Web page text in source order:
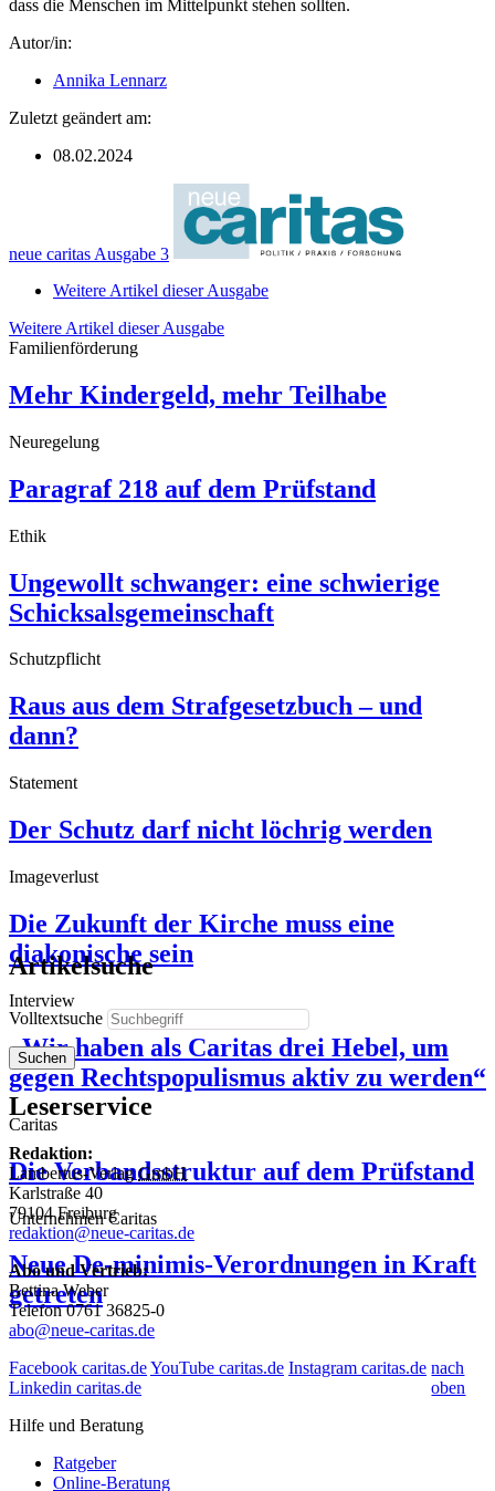
dass die Menschen im Mittelpunkt stehen sollten.
Autor/in:
Annika Lennarz
Zuletzt geändert am:
08.02.2024
neue caritas Ausgabe 3
Weitere Artikel dieser Ausgabe
Weitere Artikel dieser Ausgabe
Familienförderung
Mehr Kindergeld, mehr Teilhabe
Neuregelung
Paragraf 218 auf dem Prüfstand
Ethik
Ungewollt schwanger: eine schwierige
Schicksalsgemeinschaft
Schutzpflicht
Raus aus dem Strafgesetzbuch – und
dann?
Statement
Der Schutz darf nicht löchrig werden
Imageverlust
Die Zukunft der Kirche muss eine
diakonische sein
Interview
„Wir haben als Caritas drei Hebel, um
gegen Rechtspopulismus aktiv zu werden“
Caritas
Die Verbandsstruktur auf dem Prüfstand
Unternehmen Caritas
Neue De-minimis-Verordnungen in Kraft
getreten
Artikelsuche
Volltextsuche
Suchen
Leserservice
Redaktion:
Lambertus-VerlagGmbH
Karlstraße 40
79104 Freiburg
redaktion@neue-caritas.de
Abo und Vertrieb:
Bettina Weber
Telefon 0761 36825-0
abo@neue-caritas.de
Facebook caritas.deYouTube caritas.de Instagram caritas.de
Linkedin caritas.de
nach
oben
Hilfe und Beratung
Ratgeber
Online-Beratung